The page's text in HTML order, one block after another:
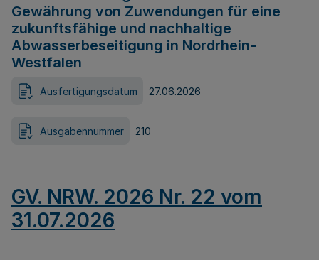
Gewährung von Zuwendungen für eine
zukunftsfähige und nachhaltige
Abwasserbeseitigung in Nordrhein-
Westfalen
Ausfertigungsdatum 27.06.2026
Ausgabennummer 210
GV. NRW. 2026 Nr. 22 vom
31.07.2026